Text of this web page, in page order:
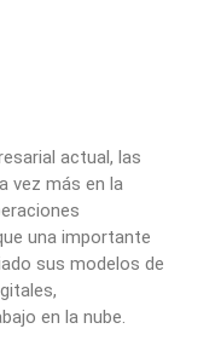
actual, las
vez más en la
una importante
sus modelos de
en la nube.